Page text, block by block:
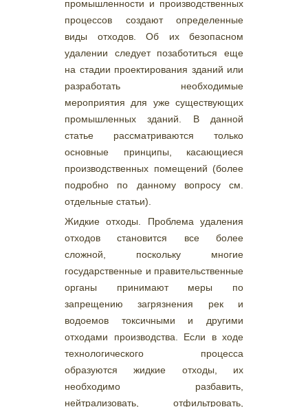
промышленности и производственных
процессов создают определенные
виды отходов. Об их безопасном
удалении следует позаботиться еще
на стадии проектирования зданий или
разработать необходимые
мероприятия для уже существующих
промышленных зданий. В данной
статье рассматриваются только
основные принципы, касающиеся
производственных помещений (более
подробно по данному вопросу см.
отдельные статьи).
Жидкие отходы. Проблема удаления
отходов становится все более
сложной, поскольку многие
государственные и правительственные
органы принимают меры по
запрещению загрязнения рек и
водоемов токсичными и другими
отходами производства. Если в ходе
технологического процесса
образуются жидкие отходы, их
необходимо разбавить,
нейтрализовать, отфильтровать,